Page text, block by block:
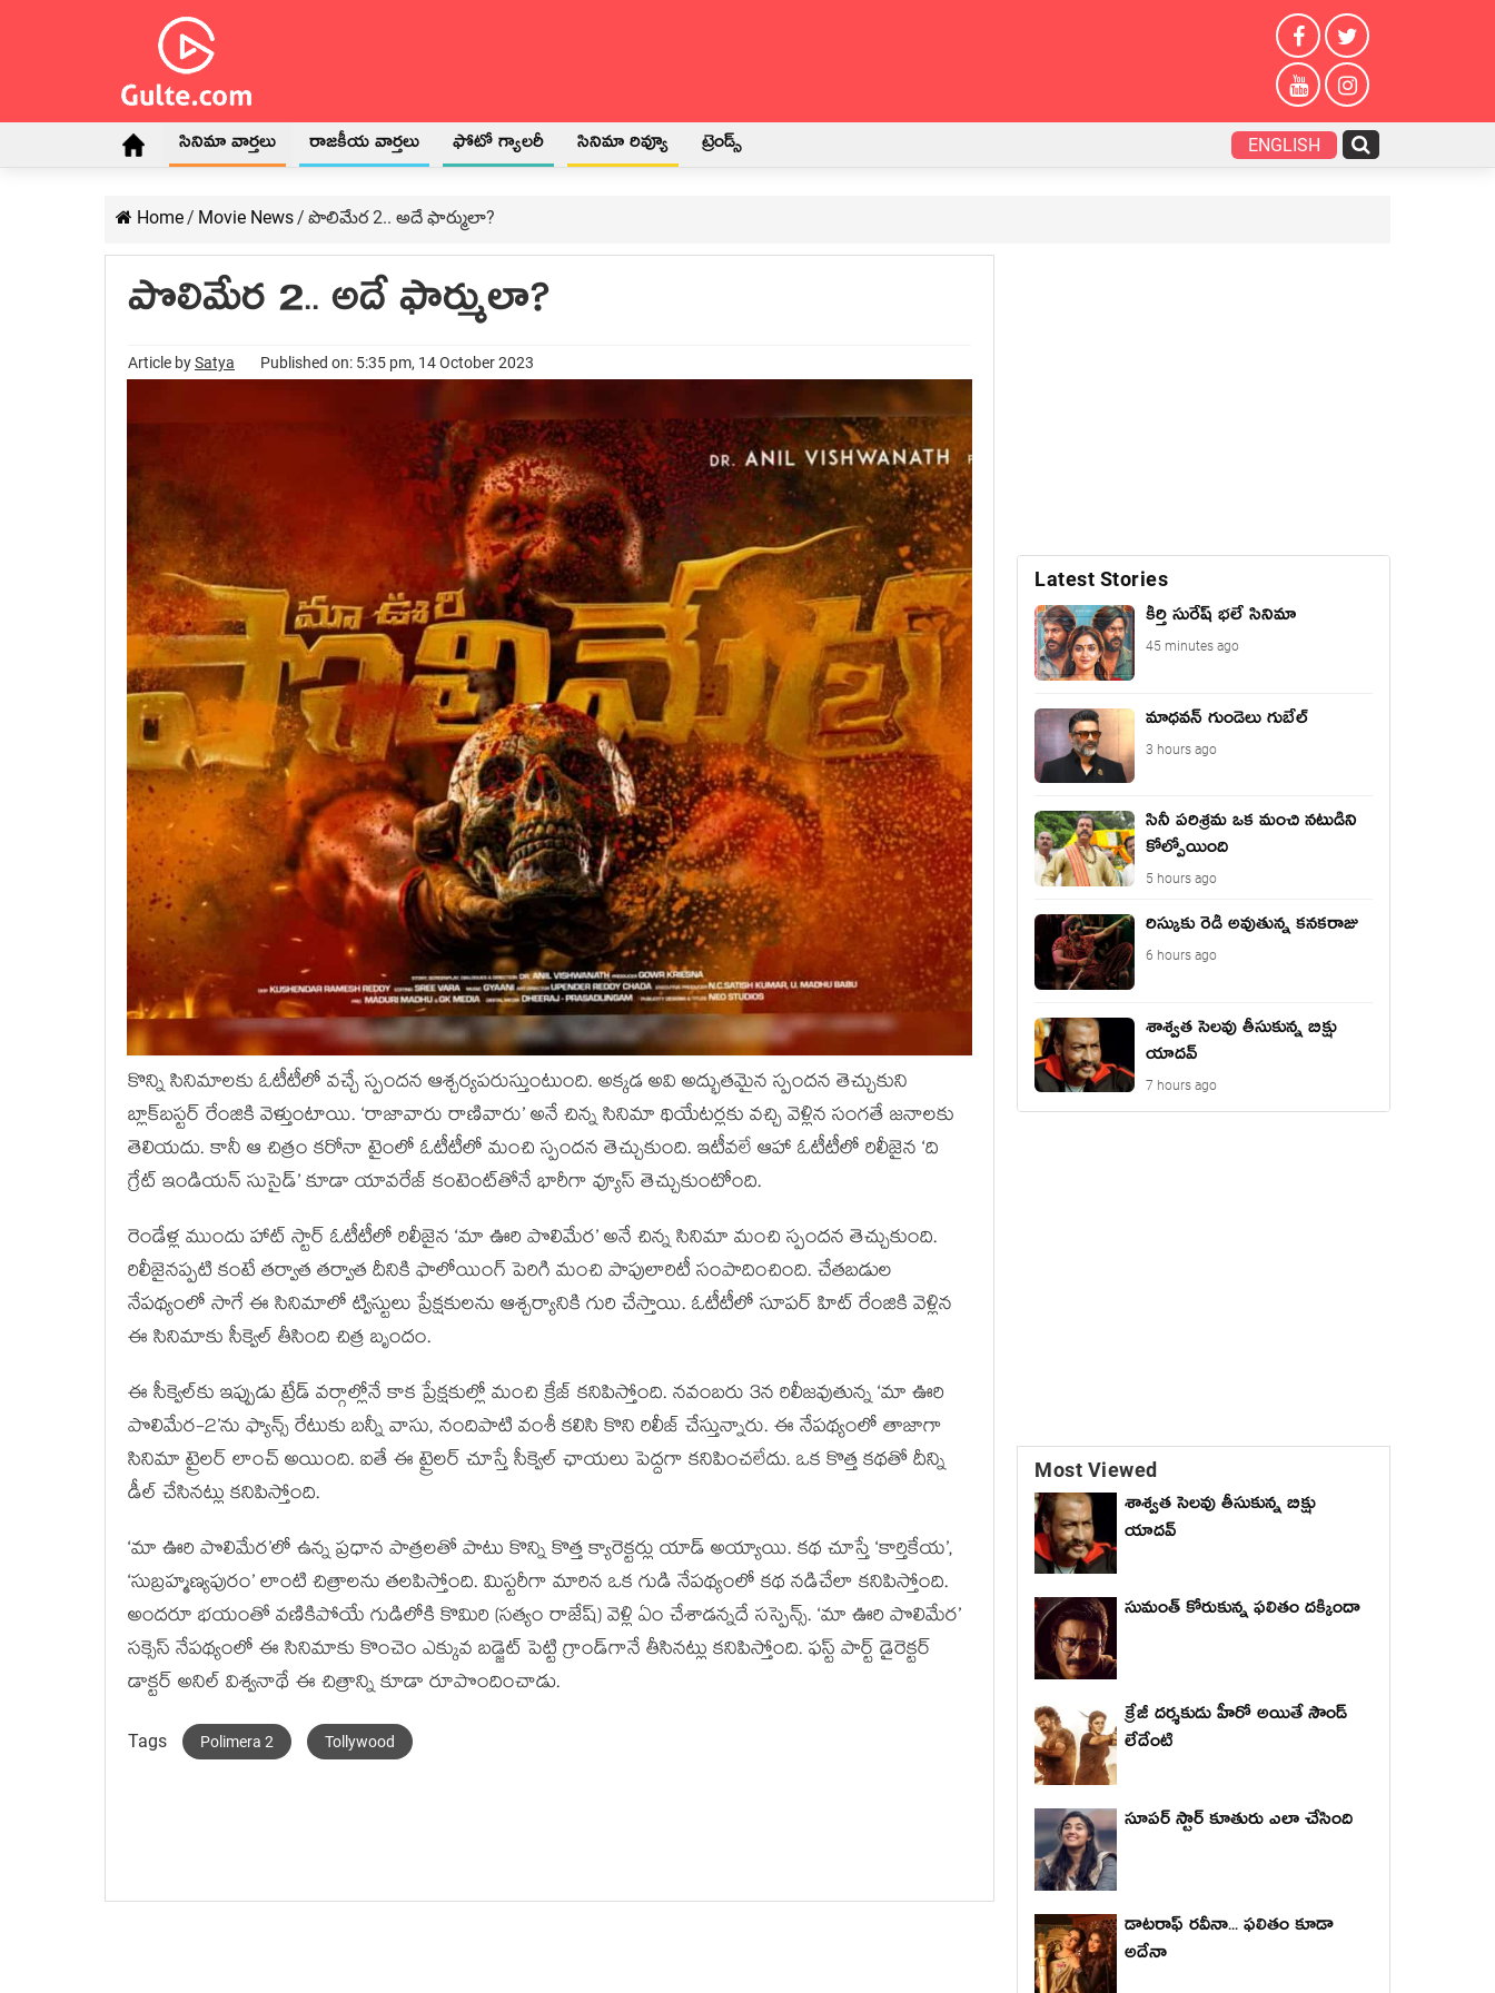
సినిమా వార్తలు రాజకీయ వార్తలు ఫోటో గ్యాలరీ సినిమా రివ్యూ ట్రెండ్స్ ENGLISH
Home/ Movie News/ పొలిమేర 2.. అదే ఫార్ములా?
పొలిమేర 2.. అదే ఫార్ములా?
Article bySatya Published on: 5:35 pm, 14 October 2023
కొన్ని సినిమాలకు ఓటీటీలో వచ్చే స్పందన ఆశ్చర్యపరుస్తుంటుంది. అక్కడ అవి అద్భుతమైన స్పందన తెచ్చుకుని
బ్లాక్‌‌బస్టర్ రేంజికి వెళ్తుంటాయి. ‘రాజావారు రాణివారు’ అనే చిన్న సినిమా థియేటర్లకు వచ్చి వెళ్లిన సంగతే జనాలకు
తెలియదు. కానీ ఆ చిత్రం కరోనా టైంలో ఓటీటీలో మంచి స్పందన తెచ్చుకుంది. ఇటీవలే ఆహా ఓటీటీలో రిలీజైన ‘ది
గ్రేట్ ఇండియన్ సుసైడ్’ కూడా యావరేజ్ కంటెంట్‌తోనే భారీగా వ్యూస్ తెచ్చుకుంటోంది.
రెండేళ్ల ముందు హాట్ స్టార్ ఓటీటీలో రిలీజైన ‘మా ఊరి పొలిమేర’ అనే చిన్న సినిమా మంచి స్పందన తెచ్చుకుంది.
రిలీజైనప్పటి కంటే తర్వాత తర్వాత దీనికి ఫాలోయింగ్ పెరిగి మంచి పాపులారిటీ సంపాదించింది. చేతబడుల
నేపథ్యంలో సాగే ఈ సినిమాలో ట్విస్టులు ప్రేక్షకులను ఆశ్చర్యానికి గురి చేస్తాయి. ఓటీటీలో సూపర్ హిట్ రేంజికి వెళ్లిన
ఈ సినిమాకు సీక్వెల్ తీసింది చిత్ర బృందం.
ఈ సీక్వెల్‌కు ఇప్పుడు ట్రేడ్ వర్గాల్లోనే కాక ప్రేక్షకుల్లో మంచి క్రేజ్ కనిపిస్తోంది. నవంబరు 3న రిలీజవుతున్న ‘మా ఊరి
పొలిమేర-2’ను ఫ్యాన్స్ రేటుకు బన్నీ వాసు, నందిపాటి వంశీ కలిసి కొని రిలీజ్ చేస్తున్నారు. ఈ నేపథ్యంలో తాజాగా
సినిమా ట్రైలర్ లాంచ్ అయింది. ఐతే ఈ ట్రైలర్ చూస్తే సీక్వెల్ ఛాయలు పెద్దగా కనిపించలేదు. ఒక కొత్త కథతో దీన్ని
డీల్ చేసినట్లు కనిపిస్తోంది.
‘మా ఊరి పొలిమేర’లో ఉన్న ప్రధాన పాత్రలతో పాటు కొన్ని కొత్త క్యారెక్టర్లు యాడ్ అయ్యాయి. కథ చూస్తే ‘కార్తికేయ’,
‘సుబ్రహ్మణ్యపురం’ లాంటి చిత్రాలను తలపిస్తోంది. మిస్టరీగా మారిన ఒక గుడి నేపథ్యంలో కథ నడిచేలా కనిపిస్తోంది.
అందరూ భయంతో వణికిపోయే గుడిలోకి కొమిరి (సత్యం రాజేష్) వెళ్లి ఏం చేశాడన్నదే సస్పెన్స్. ‘మా ఊరి పొలిమేర’
సక్సెస్ నేపథ్యంలో ఈ సినిమాకు కొంచెం ఎక్కువ బడ్జెట్ పెట్టి గ్రాండ్‌గానే తీసినట్లు కనిపిస్తోంది. ఫస్ట్ పార్ట్ డైరెక్టర్
డాక్టర్ అనిల్ విశ్వనాథే ఈ చిత్రాన్ని కూడా రూపొందించాడు.
Tags Polimera 2 Tollywood
Latest Stories
కీర్తి సురేష్ భ‌లే సినిమా
45 minutes ago
మాధ‌వ‌న్ గుండెలు గుబేల్‌
3 hours ago
సినీ పరిశ్రమ ఒక మంచి నటుడిని
కోల్పోయింది
5 hours ago
రిస్కుకు రెడీ అవుతున్న కనకరాజు
6 hours ago
శాశ్వత సెలవు తీసుకున్న బిక్షు
యాదవ్
7 hours ago
Most Viewed
శాశ్వత సెలవు తీసుకున్న బిక్షు
యాదవ్
సుమంత్ కోరుకున్న ఫలితం దక్కిందా
క్రేజీ దర్శకుడు హీరో అయితే సౌండ్
లేదేంటి
సూపర్ స్టార్ కూతురు ఎలా చేసింది
డాటరాఫ్ రవీనా... ఫలితం కూడా
అదేనా